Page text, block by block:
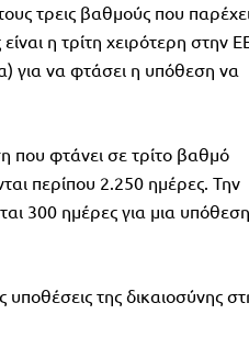
τρεις βαθμούς που
η τρίτη χειρότερη στην
για να φτάσει η υπόθεση να
που φτάνει σε τρίτο βαθμό
περίπου 2.250 ημέρες. Την
300 ημέρες για μια υπόθεση
της δικαιοσύνης